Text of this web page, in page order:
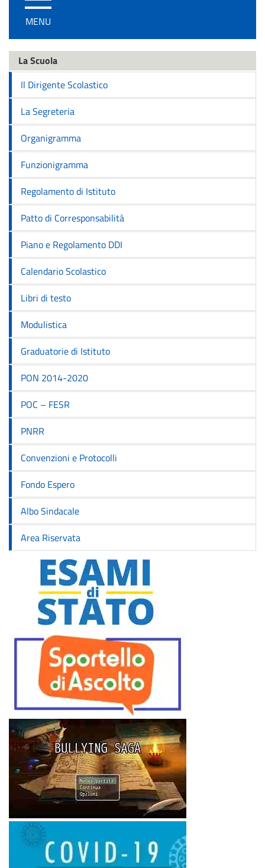
/
disattiva
navigazione
MENU
La Scuola
Il Dirigente Scolastico
La Segreteria
Organigramma
Funzionigramma
Regolamento di Istituto
Patto di Corresponsabilità
Piano e Regolamento DDI
Calendario Scolastico
Libri di testo
Modulistica
Graduatorie di Istituto
PON 2014-2020
POC – FESR
PNRR
Convenzioni e Protocolli
Fondo Espero
Albo Sindacale
Area Riservata